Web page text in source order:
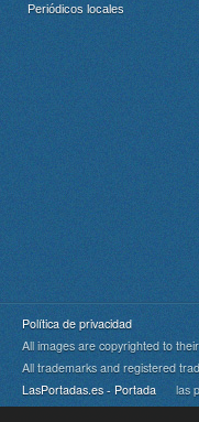
Periódicos locales
Política de privacidad
All images are copyrighted to
All trademarks and registered
LasPortadas.es - Portada las